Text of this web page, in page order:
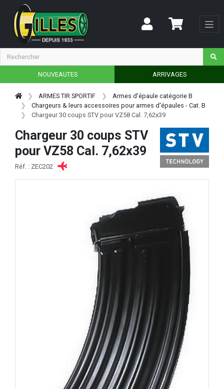
NOUVEAUTES ARRIVAGES
ARMES TIR SPORTIF
Armes d'épaule catégorie B
Chargeurs & leurs accessoires pour armes d'épaules - Cat. B
Chargeur 30 coups STV pour VZ58 Cal. 7,62x39
Chargeur 30 coups STV
pour VZ58 Cal. 7,62x39
Réf. : ZEC202